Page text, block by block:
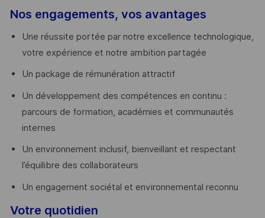
Nos engagements, vos avantages
Une réussite portée par notre excellence technologique,
votre expérience et notre ambition partagée
Un package de rémunération attractif
Un développement des compétences en continu :
parcours de formation, académies et communautés
internes
Un environnement inclusif, bienveillant et respectant
l’équilibre des collaborateurs
Un engagement sociétal et environnemental reconnu
Votre quotidien